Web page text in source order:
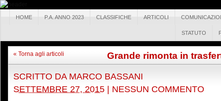
HOME P.A. ANNO 2023 CLASSIFICHE ARTICOLI
STATUTO
« Torna agli articoli Grande rimonta in
SCRITTO DA MARCO BASSANI
SETTEMBRE 27, 2015
NESSUN COMMENTO